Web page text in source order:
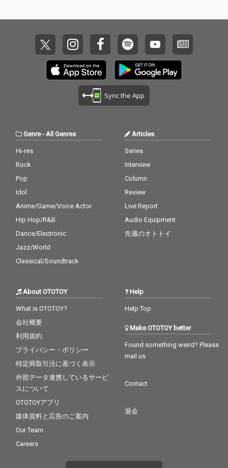
Sync the App
Genre- All Genres
Hi-res
Rock
Pop
Idol
Anime/Game/Voice Actor
Hip Hop/R&B
Dance/Electronic
Jazz/World
Classical/Soundtrack
Articles
Series
Interview
Column
Review
Live Report
Audio Equipment
先週のオトトイ
About OTOTOY
What is OTOTOY?
会社概要
利用規約
プライバシー・ポリシー
特定商取引法に基づく表示
外部データ連携しているサービ
スについて
OTOTOYアプリ
媒体資料と広告のご案内
Our Team
Careers
Help
Help Top
Make OTOTOY better
Found something weird? Please
mail us
Contact
退会